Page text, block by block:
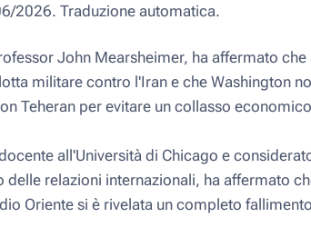
2026. Traduzione automatica.
John Mearsheimer, ha affermato che
militare contro l'Iran e che Washington
Teheran per evitare un collasso
all'Università di Chicago e
relazioni internazionali, ha affermato
Oriente si è rivelata un completo